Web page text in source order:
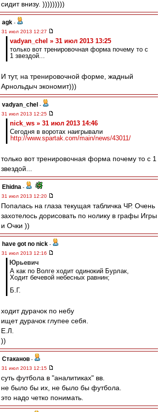
сидит внизу. )))))))))
agk -
31 июл 2013 12:27
vadyan_chel » 31 июл 2013 13:25
только вот тренировочная форма почему то с
1 звездой...
И тут, на тренировочной форме, жадный
Арнольдыч экономит)))
vadyan_chel -
31 июл 2013 12:25
nick_ws » 31 июл 2013 14:46
Сегодня в воротах наигрывали
http://www.spartak.com/main/news/43011/
только вот тренировочная форма почему то с 1
звездой...
Ehidna -
31 июл 2013 12:20
Попалась на глаза текущая табличка ЧР. Очень
захотелось дорисовать по нолику в графы Игры
и Очки ))
have got no nick -
31 июл 2013 12:16
Юрьевич
А как по Волге ходит одинокий Бурлак,
Ходит бечевой небесных равнин;
Б.Г.
ходит дурачок по небу
ищет дурачок глупее себя.
Е.Л.
))
Cтаканов -
31 июл 2013 12:15
суть футбола в "аналитиках" вв.
не было бы их, не было бы футбола.
это надо четко понимать.